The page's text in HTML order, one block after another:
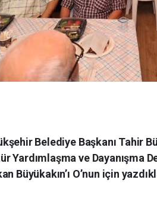
Belediye Başkanı Tahir
Yardımlaşma ve Dayanışma
Büyükakın’ı O’nun için